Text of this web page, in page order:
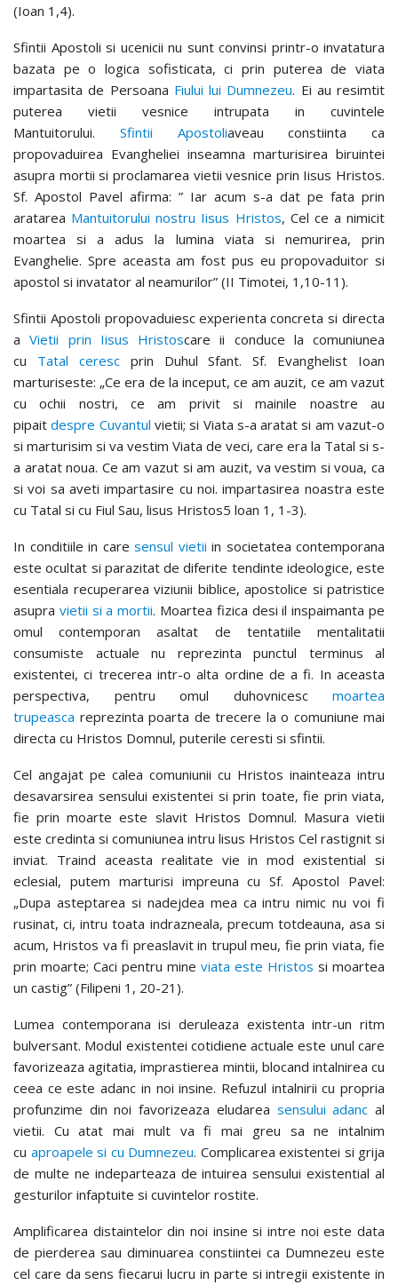
(Ioan 1,4).
Sfintii Apostoli si ucenicii nu sunt convinsi printr-o invatatura
bazata pe o logica sofisticata, ci prin puterea de viata
impartasita de Persoana Fiului lui Dumnezeu. Ei au resimtit
puterea vietii vesnice intrupata in cuvintele
Mantuitorului. Sfintii Apostoliaveau constiinta ca
propovaduirea Evangheliei inseamna marturisirea biruintei
asupra mortii si proclamarea vietii vesnice prin Iisus Hristos.
Sf. Apostol Pavel afirma: ” Iar acum s-a dat pe fata prin
aratarea Mantuitorului nostru Iisus Hristos, Cel ce a nimicit
moartea si a adus la lumina viata si nemurirea, prin
Evanghelie. Spre aceasta am fost pus eu propovaduitor si
apostol si invatator al neamurilor” (II Timotei, 1,10-11).
Sfintii Apostoli propovaduiesc experienta concreta si directa
aVietii prin Iisus Hristoscare ii conduce la comuniunea
cu Tatal cerescprin Duhul Sfant. Sf. Evanghelist Ioan
marturiseste: „Ce era de la inceput, ce am auzit, ce am vazut
cu ochii nostri, ce am privit si mainile noastre au
pipaitdespre Cuvantul vietii; si Viata s-a aratat si am vazut-o
si marturisim si va vestim Viata de veci, care era la Tatal si s-
a aratat noua. Ce am vazut si am auzit, va vestim si voua, ca
si voi sa aveti impartasire cu noi. impartasirea noastra este
cu Tatal si cu Fiul Sau, lisus Hristos5 loan 1, 1-3).
In conditiile in care sensul vietii in societatea contemporana
este ocultat si parazitat de diferite tendinte ideologice, este
esentiala recuperarea viziunii biblice, apostolice si patristice
asupra vietii si a mortii. Moartea fizica desi il inspaimanta pe
omul contemporan asaltat de tentatiile mentalitatii
consumiste actuale nu reprezinta punctul terminus al
existentei, ci trecerea intr-o alta ordine de a fi. In aceasta
perspectiva, pentru omul duhovnicesc moartea
trupeasca reprezinta poarta de trecere la o comuniune mai
directa cu Hristos Domnul, puterile ceresti si sfintii.
Cel angajat pe calea comuniunii cu Hristos inainteaza intru
desavarsirea sensului existentei si prin toate, fie prin viata,
fie prin moarte este slavit Hristos Domnul. Masura vietii
este credinta si comuniunea intru lisus Hristos Cel rastignit si
inviat. Traind aceasta realitate vie in mod existential si
eclesial, putem marturisi impreuna cu Sf. Apostol Pavel:
„Dupa asteptarea si nadejdea mea ca intru nimic nu voi fi
rusinat, ci, intru toata indrazneala, precum totdeauna, asa si
acum, Hristos va fi preaslavit in trupul meu, fie prin viata, fie
prin moarte; Caci pentru mine viata este Hristos si moartea
un castig” (Filipeni 1, 20-21).
Lumea contemporana isi deruleaza existenta intr-un ritm
bulversant. Modul existentei cotidiene actuale este unul care
favorizeaza agitatia, imprastierea mintii, blocand intalnirea cu
ceea ce este adanc in noi insine. Refuzul intalnirii cu propria
profunzime din noi favorizeaza eludarea sensului adanc al
vietii. Cu atat mai mult va fi mai greu sa ne intalnim
cu aproapele si cu Dumnezeu. Complicarea existentei si grija
de multe ne indeparteaza de intuirea sensului existential al
gesturilor infaptuite si cuvintelor rostite.
Amplificarea distaintelor din noi insine si intre noi este data
de pierderea sau diminuarea constiintei ca Dumnezeu este
cel care da sens fiecarui lucru in parte si intregii existente in